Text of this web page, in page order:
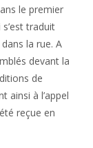
le premier
traduit
la rue. A
devant la
de
ainsi à l’appel
reçue en